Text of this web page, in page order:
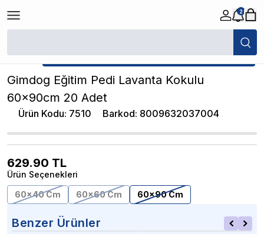
2
/ Gimdog Eğitim Pedi
★ Atakan Petshop, Gimdog yetkili satıcısıdır.
Gimdog Eğitim Pedi Lavanta Kokulu
60x90cm 20 Adet
Ürün Kodu: 7510 Barkod: 8009632037004
629.90 TL
Ürün Seçenekleri
60x40 Cm
60x60 Cm 60x90 Cm
Benzer Ürünler